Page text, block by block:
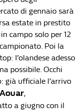
di gennaio sarà
estate in prestito
campo solo per 12
Poi la
l’olandese adesso
possibile. Occhi
già ufficiale l’arrivo
Aouar,
a giugno con il